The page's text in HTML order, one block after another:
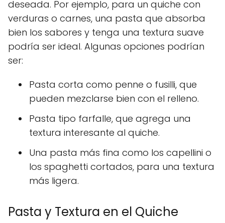
deseada. Por ejemplo, para un quiche con
verduras o carnes, una pasta que absorba
bien los sabores y tenga una textura suave
podría ser ideal. Algunas opciones podrían
ser:
Pasta corta como penne o fusilli, que
pueden mezclarse bien con el relleno.
Pasta tipo farfalle, que agrega una
textura interesante al quiche.
Una pasta más fina como los capellini o
los spaghetti cortados, para una textura
más ligera.
Pasta y Textura en el Quiche